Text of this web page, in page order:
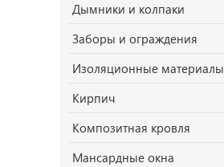
Дымники и колпаки
Заборы и ограждения
Изоляционные материалы
Кирпич
Композитная кровля
Мансардные окна